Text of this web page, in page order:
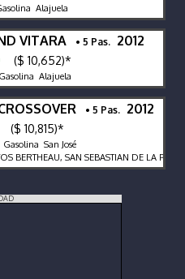
Alajuela
VITARA • 5 Pas. 2012
($ 10,652)*
Alajuela
• 5 Pas. 2012
($ 10,815)*
San José
BERTHEAU, SAN SEBASTIAN DE LA